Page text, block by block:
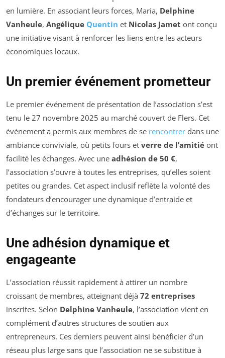
en lumière. En associant leurs forces, Maria, Delphine
Vanheule, Angélique Quentin et Nicolas Jamet ont conçu
une initiative visant à renforcer les liens entre les acteurs
économiques locaux.
Un premier événement prometteur
Le premier événement de présentation de l’association s’est
tenu le 27 novembre 2025 au marché couvert de Flers. Cet
événement a permis aux membres de se rencontrer dans une
ambiance conviviale, où petits fours et verre de l’amitié ont
facilité les échanges. Avec une adhésion de 50 €,
l’association s’ouvre à toutes les entreprises, qu’elles soient
petites ou grandes. Cet aspect inclusif reflète la volonté des
fondateurs d’encourager une dynamique d’entraide et
d’échanges sur le territoire.
Une adhésion dynamique et
engageante
L’association réussit rapidement à attirer un nombre
croissant de membres, atteignant déjà 72 entreprises
inscrites. Selon Delphine Vanheule, l’association vient en
complément d’autres structures de soutien aux
entrepreneurs. Ces derniers peuvent ainsi bénéficier d’un
réseau plus large sans que l’association ne se substitue à